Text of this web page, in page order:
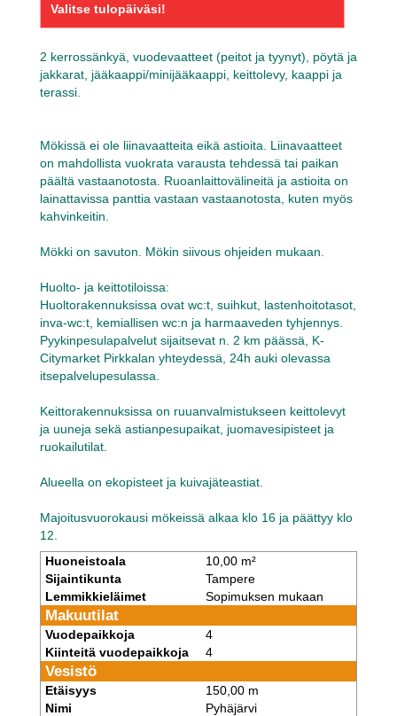
Valitse tulopäiväsi!
2 kerrossänkyä, vuodevaatteet (peitot ja tyynyt), pöytä ja
jakkarat, jääkaappi/minijääkaappi, keittolevy, kaappi ja
terassi.
Mökissä ei ole liinavaatteita eikä astioita. Liinavaatteet
on mahdollista vuokrata varausta tehdessä tai paikan
päältä vastaanotosta. Ruoanlaittovälineitä ja astioita on
lainattavissa panttia vastaan vastaanotosta, kuten myös
kahvinkeitin.
Mökki on savuton. Mökin siivous ohjeiden mukaan.
Huolto- ja keittotiloissa:
Huoltorakennuksissa ovat wc:t, suihkut, lastenhoitotasot,
inva-wc:t, kemiallisen wc:n ja harmaaveden tyhjennys.
Pyykinpesulapalvelut sijaitsevat n. 2 km päässä, K-
Citymarket Pirkkalan yhteydessä, 24h auki olevassa
itsepalvelupesulassa.
Keittorakennuksissa on ruuanvalmistukseen keittolevyt
ja uuneja sekä astianpesupaikat, juomavesipisteet ja
ruokailutilat.
Alueella on ekopisteet ja kuivajäteastiat.
Majoitusvuorokausi mökeissä alkaa klo 16 ja päättyy klo
12.
Huoneistoala
10,00 m²
Sijaintikunta
Tampere
Lemmikkieläimet
Sopimuksen mukaan
Makuutilat
Vuodepaikkoja
4
Kiinteitä vuodepaikkoja
4
Vesistö
Etäisyys
150,00 m
Nimi
Pyhäjärvi